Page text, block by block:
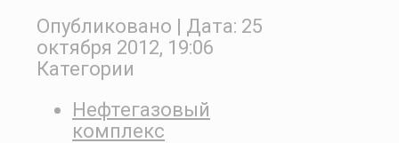
Опубликовано | Дата: 25
октября 2012, 19:06
Категории
Нефтегазовый
комплекс